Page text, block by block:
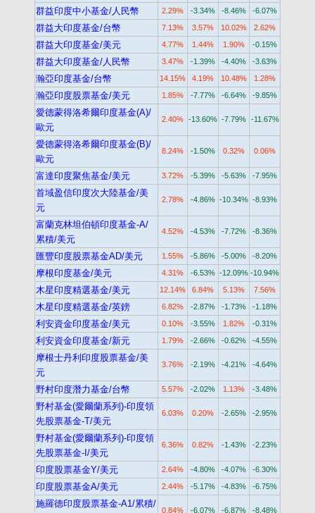
群益印度中小基金/人民幣 2.29% -3.34% -8.46% -6.07%
群益大印度基金/台幣 7.13% 3.57% 10.02% 2.62%
群益大印度基金/美元 4.77% 1.44% 1.90% -0.15%
群益大印度基金/人民幣 3.47% -1.39% -4.40% -3.63%
瀚亞印度基金/台幣 14.15% 4.19% 10.48% 1.28%
瀚亞印度股票基金/美元 1.85% -7.77% -6.64% -9.85%
愛德蒙得洛希爾印度基金(A)/
歐元
2.40% -13.60% -7.79% -11.67%
愛德蒙得洛希爾印度基金(B)/
歐元
8.24% -1.50% 0.32% 0.06%
富達印度聚焦基金/美元 3.72% -5.39% -5.63% -7.95%
首域盈信印度次大陸基金/美
元
2.78% -4.86% -10.34% -8.93%
富蘭克林坦伯頓印度基金-A/
累積/美元
4.52% -4.53% -7.72% -8.36%
匯豐印度股票基金AD/美元 1.55% -5.86% -5.00% -8.20%
摩根印度基金/美元 4.31% -6.53% -12.09% -10.94%
木星印度精選基金/美元 12.14% 6.84% 5.13% 7.56%
木星印度精選基金/英鎊 6.82% -2.87% -1.73% -1.18%
利安資金印度基金/美元 0.10% -3.55% 1.82% -0.31%
利安資金印度基金/新元 1.79% -2.66% -0.62% -4.55%
摩根士丹利印度股票基金/美
元
3.76% -2.19% -4.21% -4.64%
野村印度潛力基金/台幣 5.57% -2.02% 1.13% -3.48%
野村基金(愛爾蘭系列)-印度領
先股票基金-T/美元
6.03% 0.20% -2.65% -2.95%
野村基金(愛爾蘭系列)-印度領
先股票基金-I/美元
6.36% 0.82% -1.43% -2.23%
印度股票基金Y/美元 2.64% -4.80% -4.07% -6.30%
印度股票基金A/美元 2.44% -5.17% -4.83% -6.75%
施羅德印度股票基金-A1/累積/
0.84% -6.07% -6.87% -8.48%